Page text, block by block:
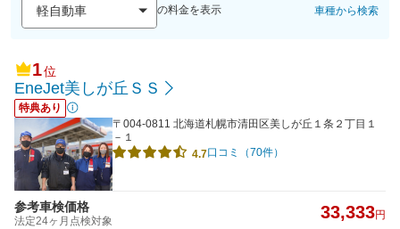
の料金を表示 車種から検索
1位
EneJet美しが丘ＳＳ
特典あり
〒004-0811 北海道札幌市清田区美しが丘１条２丁目１
－１
4.7口コミ（70件）
参考車検価格
法定24ヶ月点検対象 33,333円